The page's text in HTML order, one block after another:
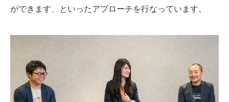
ができます、といったアプローチを行なっています。